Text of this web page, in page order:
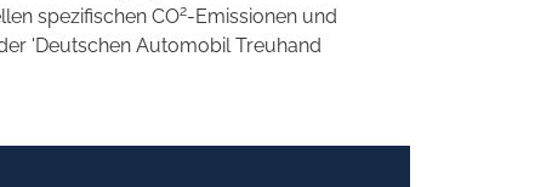
spezifischen CO2-Emissionen und
'Deutschen Automobil Treuhand